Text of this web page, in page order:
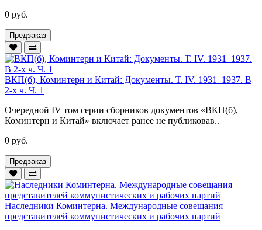
0 руб.
Предзаказ
ВКП(б), Коминтерн и Китай: Документы. Т. IV. 1931–1937. В
2-х ч. Ч. 1
Очередной IV том серии сборников документов «ВКП(б),
Коминтерн и Китай» включает ранее не публиковав..
0 руб.
Предзаказ
Наследники Коминтерна. Международные совещания
представителей коммунистических и рабочих партий